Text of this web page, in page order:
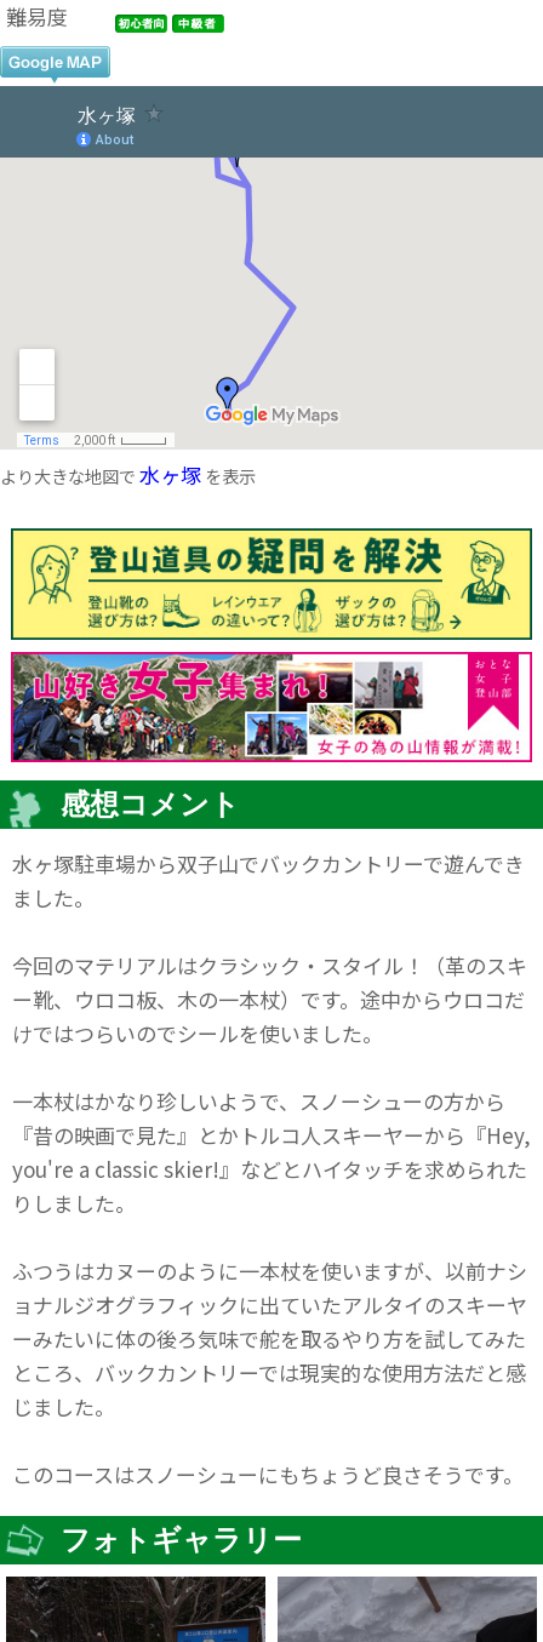
難易度
より大きな地図で 水ヶ塚 を表示
感想コメント
水ヶ塚駐車場から双子山でバックカントリーで遊んでき
ました。
今回のマテリアルはクラシック・スタイル！（革のスキ
ー靴、ウロコ板、木の一本杖）です。途中からウロコだ
けではつらいのでシールを使いました。
一本杖はかなり珍しいようで、スノーシューの方から
『昔の映画で見た』とかトルコ人スキーヤーから『Hey,
you're a classic skier!』などとハイタッチを求められた
りしました。
ふつうはカヌーのように一本杖を使いますが、以前ナシ
ョナルジオグラフィックに出ていたアルタイのスキーヤ
ーみたいに体の後ろ気味で舵を取るやり方を試してみた
ところ、バックカントリーでは現実的な使用方法だと感
じました。
このコースはスノーシューにもちょうど良さそうです。
フォトギャラリー